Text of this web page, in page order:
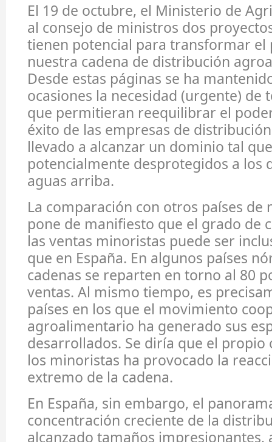
El 19 de octubre, el Ministerio de
al consejo de ministros dos
tienen potencial para transformar el
nuestra cadena de distribución
Desde estas páginas se ha
ocasiones la necesidad (urgente) de
que permitieran reequilibrar el
éxito de las empresas de
llevado a alcanzar un dominio tal
potencialmente desprotegidos a los
aguas arriba.
La comparación con otros países
pone de manifiesto que el grado de
las ventas minoristas puede ser
que en España. En algunos países
cadenas se reparten en torno al 80
ventas. Al mismo tiempo, es
países en los que el movimiento
agroalimentario ha generado sus
desarrollados. Se diría que el propio
los minoristas ha provocado la
extremo de la cadena.
En España, sin embargo, el
concentración creciente de la
alcanzado tamaños impresionantes,